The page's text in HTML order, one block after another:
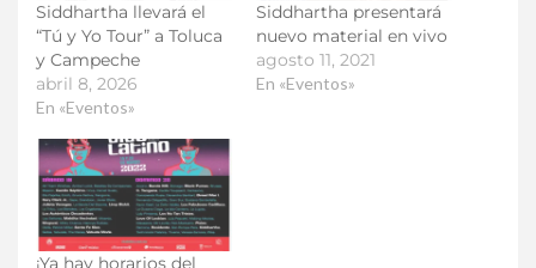
Siddhartha llevará el
“Tú y Yo Tour” a Toluca
y Campeche
abril 8, 2026
En «Eventos»
Siddhartha presentará
nuevo material en vivo
agosto 11, 2021
En «Eventos»
¡Ya hay horarios del